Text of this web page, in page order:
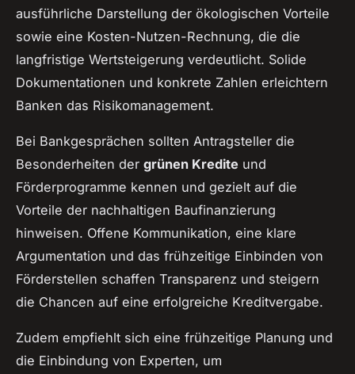
ausführliche Darstellung der ökologischen Vorteile
sowie eine Kosten-Nutzen-Rechnung, die die
langfristige Wertsteigerung verdeutlicht. Solide
Dokumentationen und konkrete Zahlen erleichtern
Banken das Risikomanagement.
Bei Bankgesprächen sollten Antragsteller die
Besonderheiten der grünen Kredite und
Förderprogramme kennen und gezielt auf die
Vorteile der nachhaltigen Baufinanzierung
hinweisen. Offene Kommunikation, eine klare
Argumentation und das frühzeitige Einbinden von
Förderstellen schaffen Transparenz und steigern
die Chancen auf eine erfolgreiche Kreditvergabe.
Zudem empfiehlt sich eine frühzeitige Planung und
die Einbindung von Experten, um